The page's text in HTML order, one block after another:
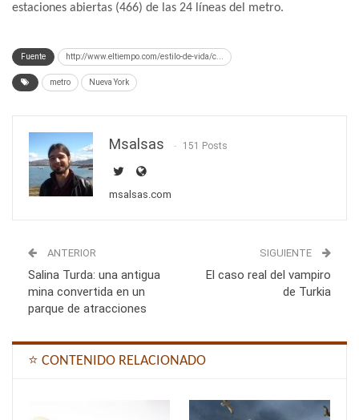
estaciones abiertas (466) de las 24 líneas del metro.
Fuente http://www.eltiempo.com/estilo-de-vida/c...
metro Nueva York
Msalsas 151 Posts
msalsas.com
ANTERIOR
Salina Turda: una antigua
mina convertida en un
parque de atracciones
SIGUIENTE
El caso real del vampiro
de Turkia
⭐ CONTENIDO RELACIONADO